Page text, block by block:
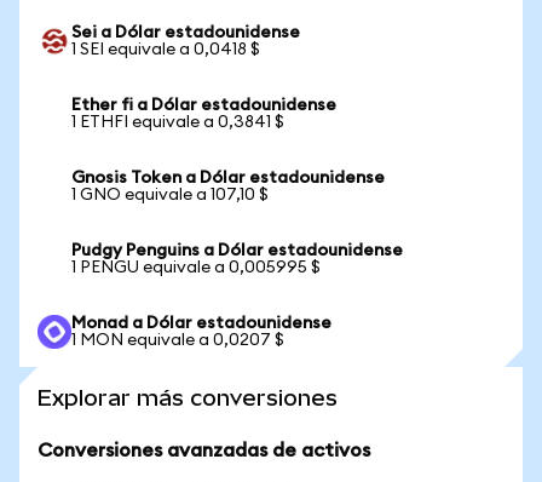
Sei a Dólar estadounidense
1 SEI equivale a 0,0418 $
Ether fi a Dólar estadounidense
1 ETHFI equivale a 0,3841 $
Gnosis Token a Dólar estadounidense
1 GNO equivale a 107,10 $
Pudgy Penguins a Dólar estadounidense
1 PENGU equivale a 0,005995 $
Monad a Dólar estadounidense
1 MON equivale a 0,0207 $
Explorar más conversiones
Conversiones avanzadas de activos